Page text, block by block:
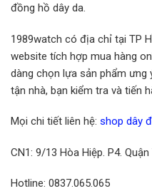
đồng hồ dây da.
1989watch có địa chỉ tại TP
website tích hợp mua hàng
dàng chọn lựa sản phẩm ưng
tận nhà, bạn kiểm tra và tiến
Mọi chi tiết liên hệ: shop dây
CN1: 9/13 Hòa Hiệp. P4. Quận
Hotline: 0837.065.065